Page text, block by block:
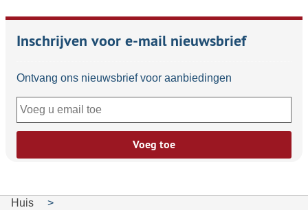
Inschrijven voor e-mail nieuwsbrief
Ontvang ons nieuwsbrief voor aanbiedingen
Voeg toe
Huis